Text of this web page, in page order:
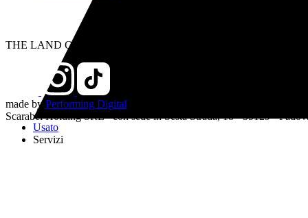
Usato
Servizi
THE LAND OF JOY
made by Performing Digital
Scarabel Holding SRL - con sede in Sesta Strada, 18 - 35129 -